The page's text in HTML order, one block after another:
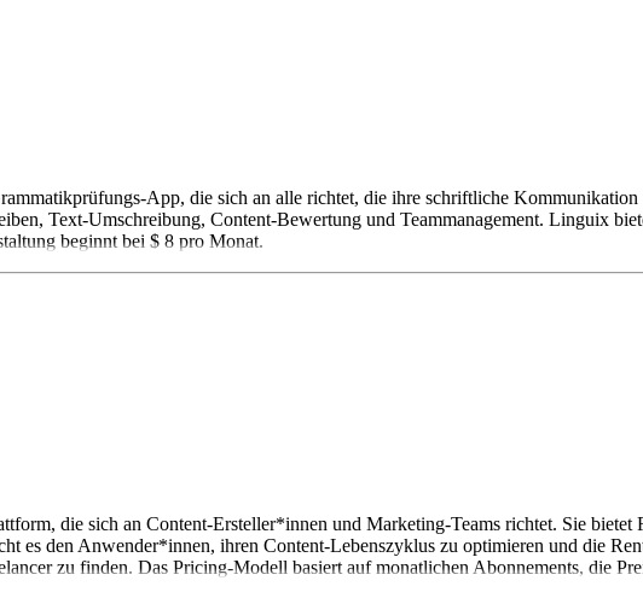
App, die sich an alle richtet, die ihre schriftliche
Text-Umschreibung, Content-Bewertung und Teammanagement. Linguix
beginnt bei $ 8 pro Monat.
die sich an Content-Ersteller*innen und Marketing-Teams richtet. Sie
es den Anwender*innen, ihren Content-Lebenszyklus zu optimieren und die
zu finden. Das Pricing-Modell basiert auf monatlichen Abonnements, die